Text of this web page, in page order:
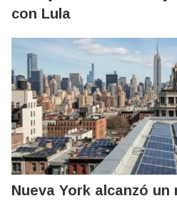
con Lula
Nueva York alcanzó